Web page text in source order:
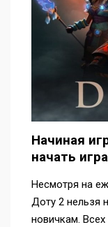
Начиная
начать
Несмотря на
Доту 2 нельзя
новичкам.